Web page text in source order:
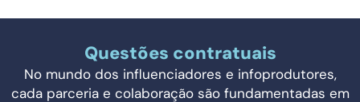
Questões contratuais
No mundo dos influenciadores e infoprodutores,
cada parceria e colaboração são fundamentadas em